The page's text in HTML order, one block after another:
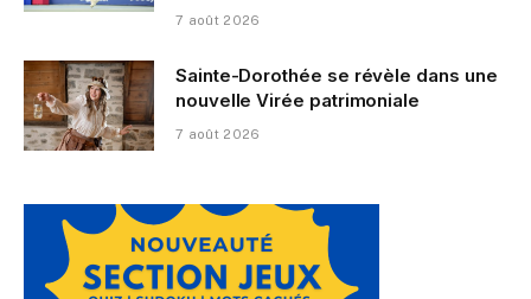
7 août 2026
Sainte-Dorothée se révèle dans une
nouvelle Virée patrimoniale
7 août 2026